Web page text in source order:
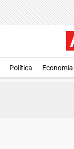
Política Economía